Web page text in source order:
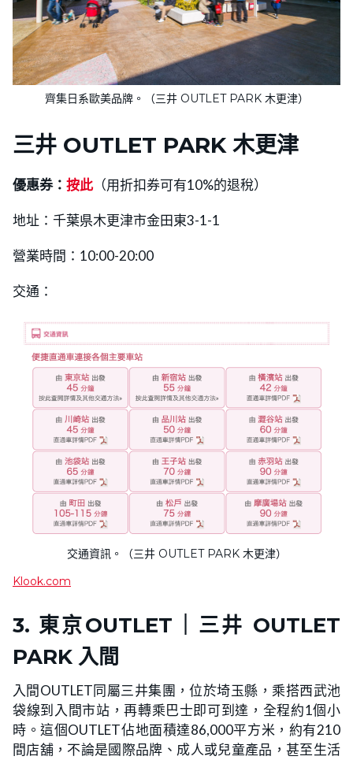
齊集日系歐美品牌。（三井 OUTLET PARK 木更津）
三井 OUTLET PARK 木更津
優惠券： 按此（用折扣券可有10%的退稅）
地址：千葉県木更津市金田東3-1-1
營業時間：10:00-20:00
交通：
交通資訊。（三井 OUTLET PARK 木更津）
Klook.com
3. 東京OUTLET｜ 三井 OUTLET
PARK 入間
入間OUTLET同屬三井集團，位於埼玉縣，乘搭西武池
袋線到入間市站，再轉乘巴士即可到達，全程約1個小
時。這個OUTLET佔地面積達86,000平方米，約有210
間店舖，不論是國際品牌、成人或兒童產品，甚至生活